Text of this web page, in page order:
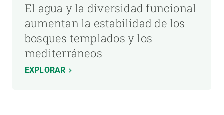
El agua y la diversidad funcional
aumentan la estabilidad de los
bosques templados y los
mediterráneos
EXPLORAR